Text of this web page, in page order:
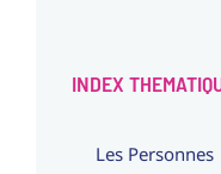
INDEX
Les Personnes